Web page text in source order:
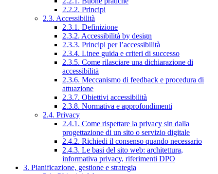
2.2.2. Principi
2.3. Accessibilità
2.3.1. Definizione
2.3.2. Accessibilità by design
2.3.3. Principi per l’accessibilità
2.3.4. Linee guida e criteri di successo
2.3.5. Come rilasciare una dichiarazione di
accessibilità
2.3.6. Meccanismo di feedback e procedura di
attuazione
2.3.7. Obiettivi accessibilità
2.3.8. Normativa e approfondimenti
2.4. Privacy
2.4.1. Come rispettare la privacy sin dalla
progettazione di un sito o servizio digitale
2.4.2. Richiedi il consenso quando necessario
2.4.3. Le basi del sito web: architettura,
informativa privacy, riferimenti DPO
3. Pianificazione, gestione e strategia